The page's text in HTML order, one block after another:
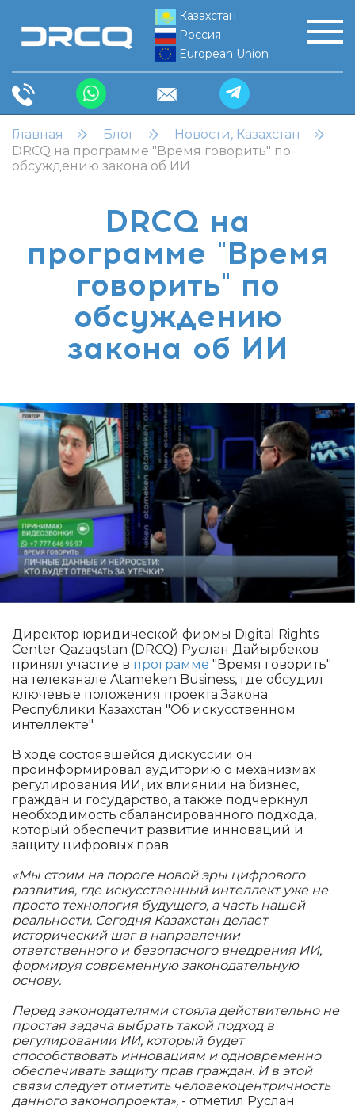
Казахстан
Россия
European Union
Главная Блог
Новости, Казахстан
DRCQ на программе "Время говорить" по
обсуждению закона об ИИ
DRCQ на
программе "Время
говорить" по
обсуждению
закона об ИИ
Директор юридической фирмы Digital Rights
Center Qazaqstan (DRCQ) Руслан Дайырбеков
принял участие в программе "Время говорить"
на телеканале Atameken Business, где обсудил
ключевые положения проекта Закона
Республики Казахстан "Об искусственном
интеллекте".
В ходе состоявшейся дискуссии он
проинформировал аудиторию о механизмах
регулирования ИИ, их влиянии на бизнес,
граждан и государство, а также подчеркнул
необходимость сбалансированного подхода,
который обеспечит развитие инноваций и
защиту цифровых прав.
«Мы стоим на пороге новой эры цифрового
развития, где искусственный интеллект уже не
просто технология будущего, а часть нашей
реальности. Сегодня Казахстан делает
исторический шаг в направлении
ответственного и безопасного внедрения ИИ,
формируя современную законодательную
основу.
Перед законодателями стояла действительно не
простая задача выбрать такой подход в
регулировании ИИ, который будет
способствовать инновациям и одновременно
обеспечивать защиту прав граждан. И в этой
связи следует отметить человекоцентричность
данного законопроекта», - отметил Руслан.